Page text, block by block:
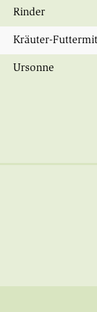
Rinder
Kräuter-
Ursonne